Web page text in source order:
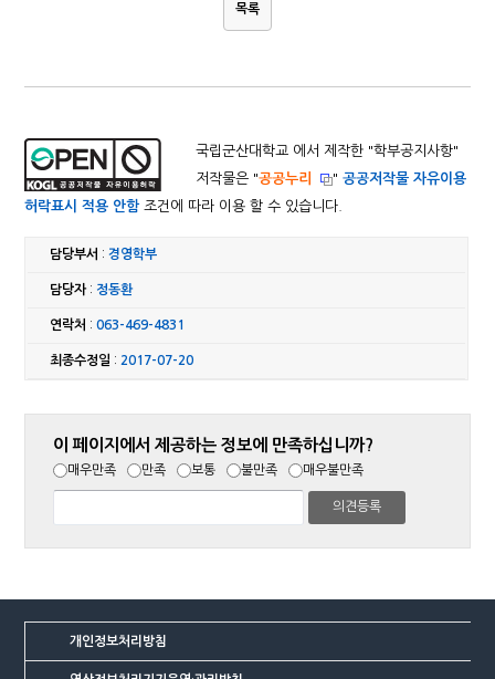
목록
국립군산대학교 에서 제작한 "학부공지사항"
저작물은 "공공누리 "공공저작물 자유이용
허락표시 적용 안함조건에 따라 이용 할 수 있습니다.
담당부서 :경영학부
담당자: 정동환
연락처 :063-469-4831
최종수정일 : 2017-07-20
이 페이지에서 제공하는 정보에 만족하십니까?
매우만족 만족 보통 불만족 매우불만족
개인정보처리방침